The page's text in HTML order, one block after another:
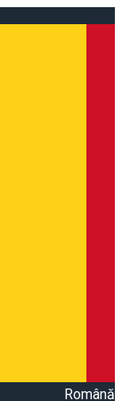
Română